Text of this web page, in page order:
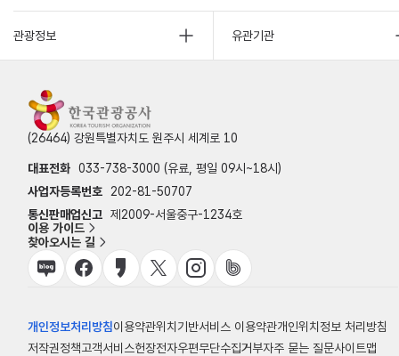
관광정보 유관기관
(26464) 강원특별자치도 원주시 세계로 10
대표전화 033-738-3000 (유료, 평일 09시~18시)
사업자등록번호
202-81-50707
통신판매업신고 제2009-서울중구-1234호
이용 가이드
찾아오시는 길
개인정보처리방침이용약관위치기반서비스 이용약관개인위치정보 처리방침
저작권정책고객서비스헌장전자우편무단수집거부자주 묻는 질문사이트맵